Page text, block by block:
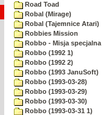
Road Toad
Robal (Mirage)
Robal (Tajemnice Atari)
Robbies Mission
Robbo - Misja specjalna
Robbo (1992 1)
Robbo (1992 2)
Robbo (1993 JanuSoft)
Robbo (1993-03-28)
Robbo (1993-03-29)
Robbo (1993-03-30)
Robbo (1993-03-31 1)